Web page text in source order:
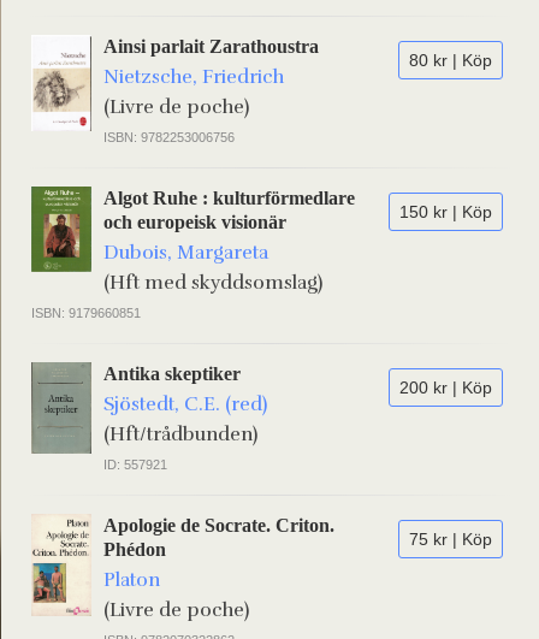
80 kr | Köp
Ainsi parlait Zarathoustra
Nietzsche, Friedrich
(Livre de poche)
ISBN: 9782253006756
150 kr | Köp
Algot Ruhe : kulturförmedlare
och europeisk visionär
Dubois, Margareta
(Hft med skyddsomslag)
ISBN: 9179660851
200 kr | Köp
Antika skeptiker
Sjöstedt, C.E. (red)
(Hft/trådbunden)
ID: 557921
75 kr | Köp
Apologie de Socrate. Criton.
Phédon
Platon
(Livre de poche)